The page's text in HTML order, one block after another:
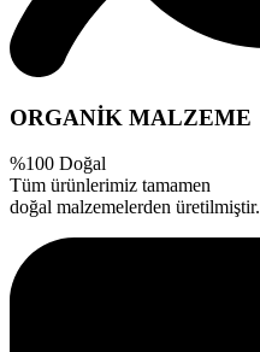
ORGANİK MALZEME
%100 Doğal
Tüm ürünlerimiz tamamen
doğal malzemelerden üretilmiştir.